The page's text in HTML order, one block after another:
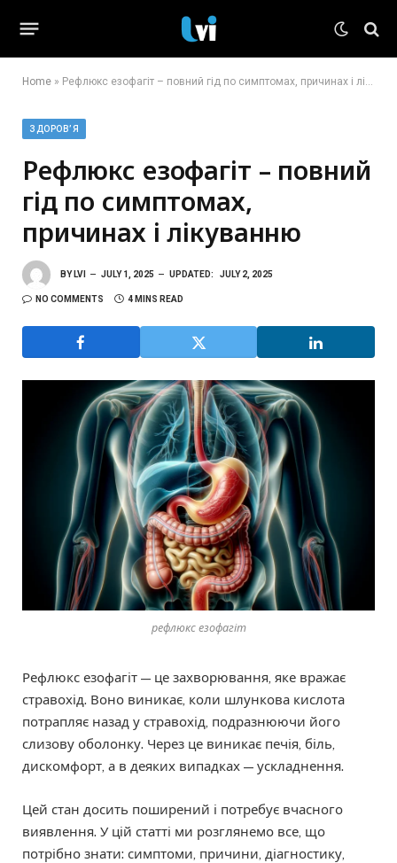
Home » Рефлюкс езофагіт – повний гід по симптомах, причинах і лікуванню
ЗДОРОВ’Я
Рефлюкс езофагіт – повний
гід по симптомах,
причинах і лікуванню
BY LVI JULY 1, 2025 UPDATED: JULY 2, 2025
NO COMMENTS 4 MINS READ
рефлюкс езофагіт
Рефлюкс езофагіт — це захворювання, яке вражає
стравохід. Воно виникає, коли шлункова кислота
потрапляє назад у стравохід, подразнюючи його
слизову оболонку. Через це виникає печія, біль,
дискомфорт, а в деяких випадках — ускладнення.
Цей стан досить поширений і потребує вчасного
виявлення. У цій статті ми розглянемо все, що
потрібно знати: симптоми, причини, діагностику,